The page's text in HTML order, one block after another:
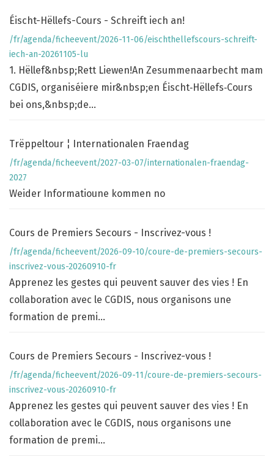
Éischt-Hëllefs-Cours - Schreift iech an!
/fr/agenda/ficheevent/2026-11-06/eischthellefscours-schreift-
iech-an-20261105-lu
1. Hëllef&nbsp;Rett Liewen!An Zesummenaarbecht mam
CGDIS, organiséiere mir&nbsp;en Éischt‑Hëllefs‑Cours
bei ons,&nbsp;de...
Trëppeltour ¦ Internationalen Fraendag
/fr/agenda/ficheevent/2027-03-07/internationalen-fraendag-
2027
Weider Informatioune kommen no
Cours de Premiers Secours - Inscrivez-vous !
/fr/agenda/ficheevent/2026-09-10/coure-de-premiers-secours-
inscrivez-vous-20260910-fr
Apprenez les gestes qui peuvent sauver des vies ! En
collaboration avec le CGDIS, nous organisons une
formation de premi...
Cours de Premiers Secours - Inscrivez-vous !
/fr/agenda/ficheevent/2026-09-11/coure-de-premiers-secours-
inscrivez-vous-20260910-fr
Apprenez les gestes qui peuvent sauver des vies ! En
collaboration avec le CGDIS, nous organisons une
formation de premi...